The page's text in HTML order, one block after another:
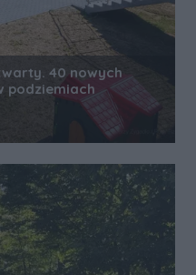
40 nowych
podziemiach